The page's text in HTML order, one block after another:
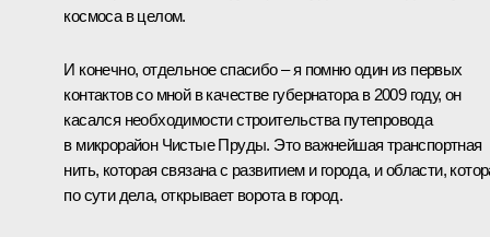
космоса в целом.
И конечно, отдельное спасибо – я помню один из первых
контактов со мной в качестве губернатора в 2009 году, он
касался необходимости строительства путепровода
в микрорайон Чистые Пруды. Это важнейшая транспортная
нить, которая связана с развитием и города, и области,
по сути дела, открывает ворота в город.